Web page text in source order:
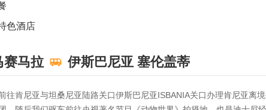
色酒店
赛马拉 伊斯巴尼亚 塞伦盖蒂
往肯尼亚与坦桑尼亚陆路关口伊斯巴尼亚ISBANIA关口办理肯尼亚离